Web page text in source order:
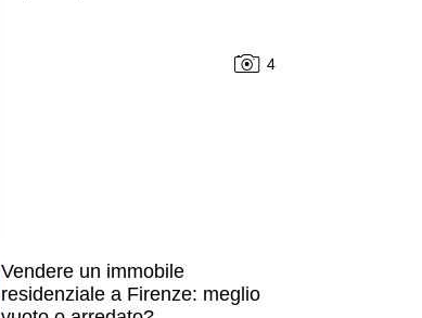
4
Vendere un immobile
residenziale a Firenze: meglio